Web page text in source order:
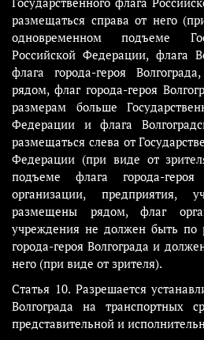
размещаться справа от него
одновременном подъеме
Российской Федерации, флага
флага города-героя
рядом, флаг города-героя
размерам больше
Федерации и флага
размещаться слева от
Федерации (при виде от
подъеме флага города-
организации, предприятия,
размещены рядом, флаг
учреждения не должен быть по
города-героя Волгограда и
него (при виде от зрителя).
Статья 10. Разрешается
Волгограда на транспортных
представительной и